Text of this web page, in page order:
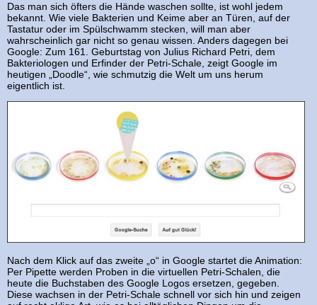
Das man sich öfters die Hände waschen sollte, ist wohl jedem
bekannt. Wie viele Bakterien und Keime aber an Türen, auf der
Tastatur oder im Spülschwamm stecken, will man aber
wahrscheinlich gar nicht so genau wissen. Anders dagegen bei
Google: Zum 161. Geburtstag von Julius Richard Petri, dem
Bakteriologen und Erfinder der Petri-Schale, zeigt Google im
heutigen „Doodle“, wie schmutzig die Welt um uns herum
eigentlich ist.
Nach dem Klick auf das zweite „o“ in Google startet die Animation:
Per Pipette werden Proben in die virtuellen Petri-Schalen, die
heute die Buchstaben des Google Logos ersetzen, gegeben.
Diese wachsen in der Petri-Schale schnell vor sich hin und zeigen